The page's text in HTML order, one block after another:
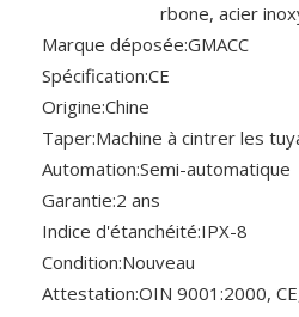
rbone, acier
Marque déposée:GMACC
Spécification:CE
Origine:Chine
Taper:Machine à cintrer les
Automation:Semi-automatique
Garantie:2 ans
Indice d'étanchéité:IPX-8
Condition:Nouveau
Attestation:OIN 9001:2000,